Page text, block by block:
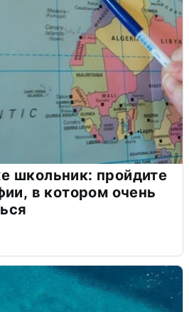
школьник: пройдите
в котором очень